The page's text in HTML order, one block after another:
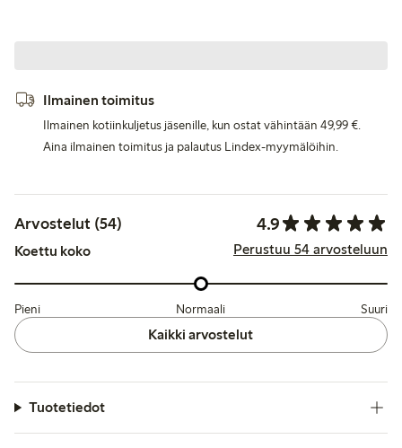
Ilmainen toimitus
Ilmainen kotiinkuljetus jäsenille, kun ostat vähintään 49,99 €.
Aina ilmainen toimitus ja palautus Lindex-myymälöihin.
Arvostelut (54) 4.9
Koettu koko Perustuu 54 arvosteluun
Pieni Normaali Suuri
Kaikki arvostelut
Tuotetiedot